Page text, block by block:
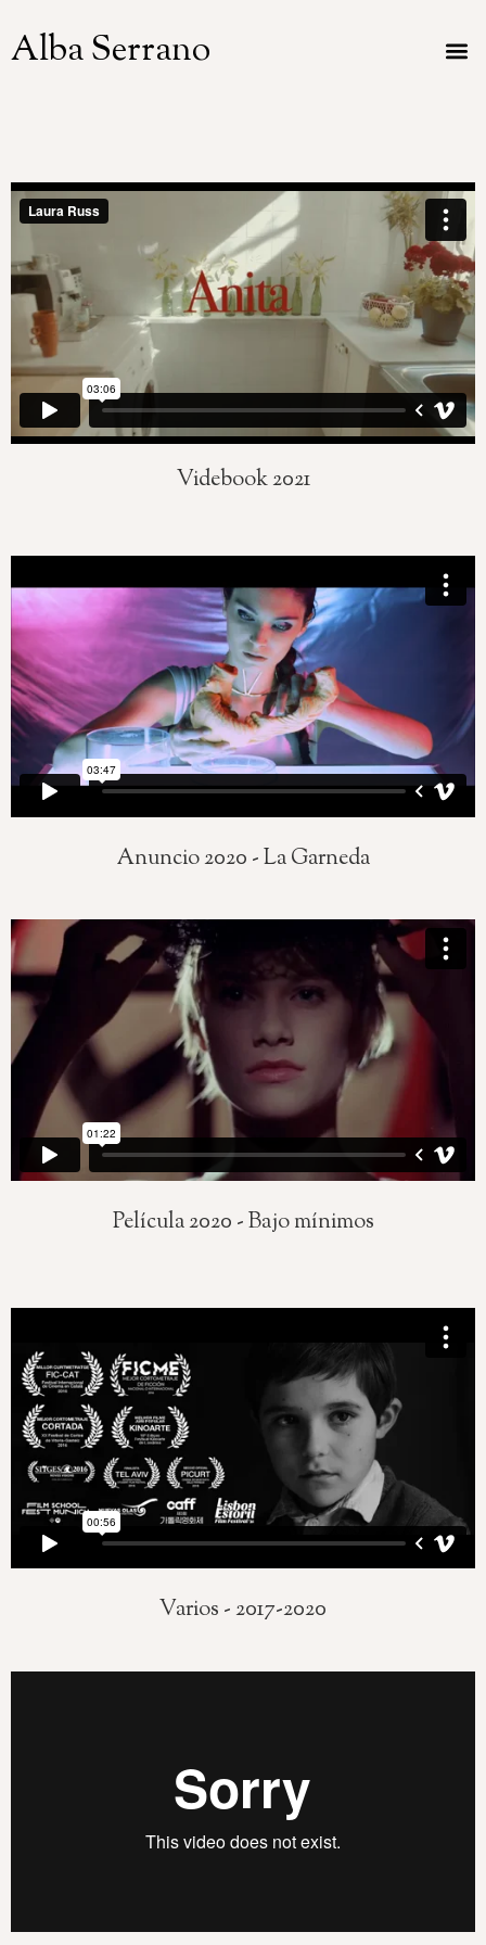
Alba Serrano
Videbook 2021
Anuncio 2020 - La Garneda
Película 2020 - Bajo mínimos
Varios - 2017-2020